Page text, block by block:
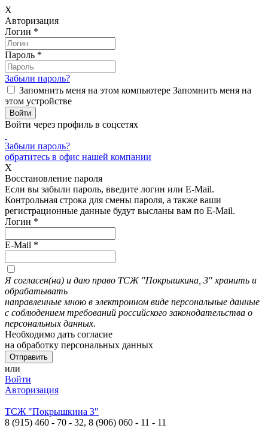
X
Авторизация
Логин *
Пароль *
Забыли пароль?
Запомнить меня на этом компьютере Запомнить меня на
этом устройстве
Войти через профиль в соцсетях
Забыли пароль?
обратитесь в офис нашей компании
X
Восстановление пароля
Если вы забыли пароль, введите логин или E-Mail.
Контрольная строка для смены пароля, а также ваши
регистрационные данные будут высланы вам по E-Mail.
Логин *
E-Mail *
Я согласен(на) и даю право ТСЖ "Покрышкина, 3" хранить и
обрабатывать
направленные мною в электронном виде персональные данные
с соблюдением требований российского законодательства о
персональных данных.
Необходимо дать согласие
на обработку персональных данных
или
Войти
Авторизация
ТСЖ "Покрышкина 3"
8 (915) 460 - 70 - 32, 8 (906) 060 - 11 - 11